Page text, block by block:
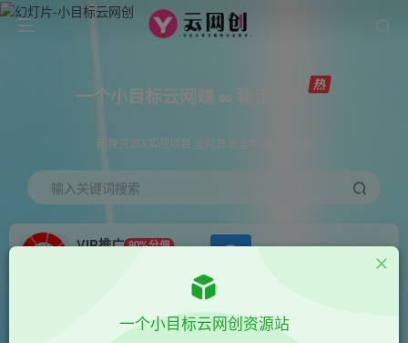
一个小目标云网赚 ∞ 稳定更新
网赚资源&实战项目 全网首发全年365天更新
输入关键词搜索
VIP推广 80%分佣
会员专属 正文
一个小目标云网创资源站